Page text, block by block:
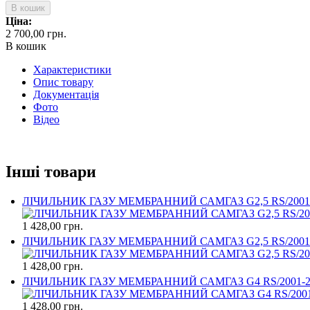
В кошик
Ціна:
2 700,00 грн.
В кошик
Характеристики
Опис товару
Документація
Фото
Відео
Інші товари
ЛІЧИЛЬНИК ГАЗУ МЕМБРАННИЙ САМГАЗ G2,5 RS/
1 428,00 грн.
ЛІЧИЛЬНИК ГАЗУ МЕМБРАННИЙ САМГАЗ G2,5 RS/
1 428,00 грн.
ЛІЧИЛЬНИК ГАЗУ МЕМБРАННИЙ САМГАЗ G4 RS/2001-
1 428,00 грн.